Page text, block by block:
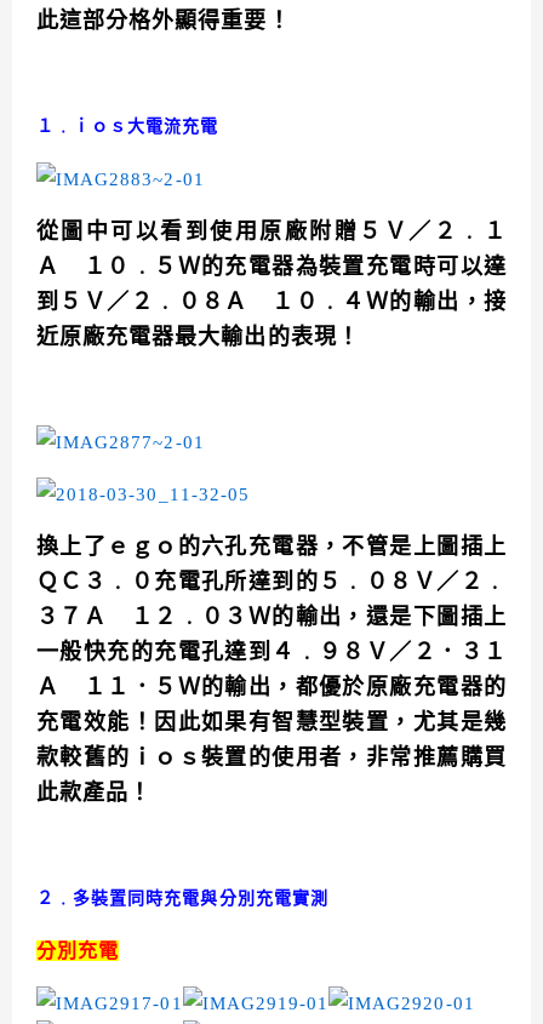
此這部分格外顯得重要！
１﹒ｉｏｓ大電流充電
從圖中可以看到使用原廠附贈５Ｖ／２﹒１
Ａ １０﹒５Ｗ的充電器為裝置充電時可以達
到５Ｖ／２﹒０８Ａ １０﹒４Ｗ的輸出，接
近原廠充電器最大輸出的表現！
換上了ｅｇｏ的六孔充電器，不管是上圖插上
ＱＣ３﹒０充電孔所達到的５﹒０８Ｖ／２﹒
３７Ａ １２﹒０３Ｗ的輸出，還是下圖插上
一般快充的充電孔達到４﹒９８Ｖ／２．３１
Ａ １１．５Ｗ的輸出，都優於原廠充電器的
充電效能！因此如果有智慧型裝置，尤其是幾
款較舊的ｉｏｓ裝置的使用者，非常推薦購買
此款產品！
２﹒多裝置同時充電與分別充電實測
分別充電